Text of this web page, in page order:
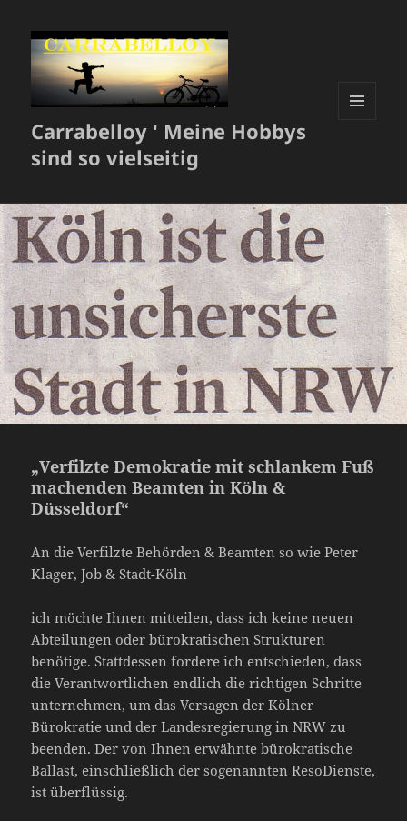
Carrabelloy ' Meine Hobbys
sind so vielseitig
„Verfilzte Demokratie mit schlankem Fuß
machenden Beamten in Köln &
Düsseldorf“
An die Verfilzte Behörden & Beamten so wie Peter
Klager, Job & Stadt-Köln
ich möchte Ihnen mitteilen, dass ich keine neuen
Abteilungen oder bürokratischen Strukturen
benötige. Stattdessen fordere ich entschieden, dass
die Verantwortlichen endlich die richtigen Schritte
unternehmen, um das Versagen der Kölner
Bürokratie und der Landesregierung in NRW zu
beenden. Der von Ihnen erwähnte bürokratische
Ballast, einschließlich der sogenannten ResoDienste,
ist überflüssig.